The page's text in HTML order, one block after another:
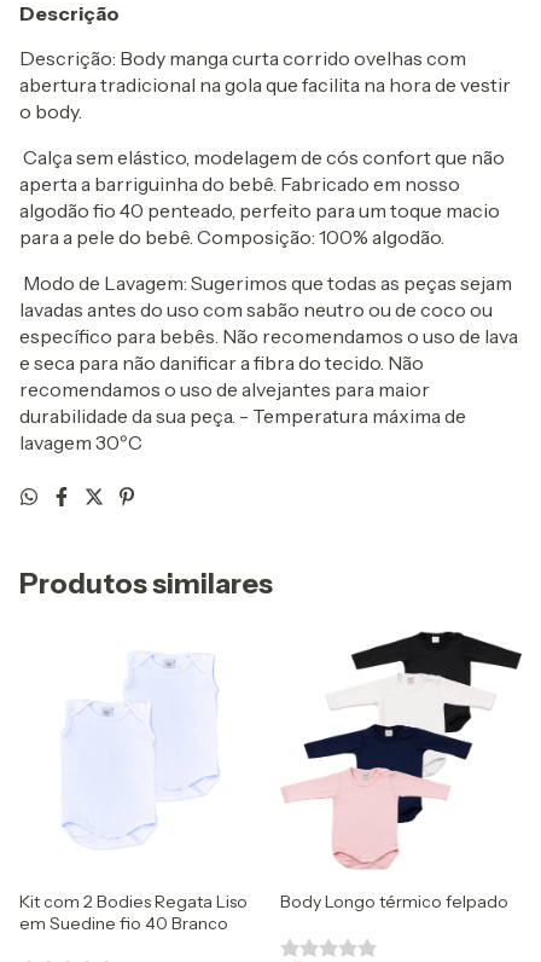
Descrição
Descrição: Body manga curta corrido ovelhas com
abertura tradicional na gola que facilita na hora de vestir
o body.
Calça sem elástico, modelagem de cós confort que não
aperta a barriguinha do bebê. Fabricado em nosso
algodão fio 40 penteado, perfeito para um toque macio
para a pele do bebê. Composição: 100% algodão.
Modo de Lavagem: Sugerimos que todas as peças sejam
lavadas antes do uso com sabão neutro ou de coco ou
específico para bebês. Não recomendamos o uso de lava
e seca para não danificar a fibra do tecido. Não
recomendamos o uso de alvejantes para maior
durabilidade da sua peça. - Temperatura máxima de
lavagem 30ºC
Produtos similares
Kit com 2 Bodies Regata Liso
em Suedine fio 40 Branco
Body Longo térmico felpado